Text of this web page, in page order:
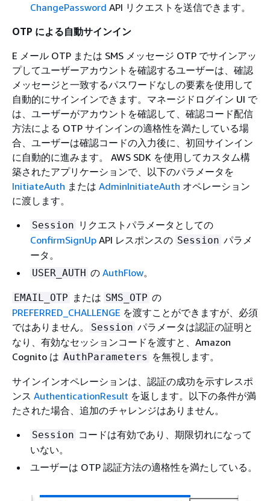
ChangePassword API リクエストを送信できます。
OTP による自動サインイン
E メール OTP または SMS メッセージ OTP でサインアッ
プしてユーザーアカウントを確認するユーザーは、確認
メッセージと一致するパスワードなしの要素を使用して
自動的にサインインできます。マネージドログイン UI で
は、ユーザーがアカウントを確認して、確認コード配信
方法による OTP サインインの適格性を満たしている場
合、ユーザーは確認コードの入力後に、初回サインイン
に自動的に進みます。 AWS SDK を使用してカスタム構
築されたアプリケーションで、以下のパラメータを
InitiateAuth または AdminInitiateAuth オペレーション
に渡します。
Session リクエストパラメータとしての
ConfirmSignUp API レスポンスの Session パラメ
ータ。
USER_AUTH の AuthFlow。
EMAIL_OTP または SMS_OTP の
PREFERRED_CHALLENGE を渡すことができますが、必須
ではありません。
Session パラメータは認証の証明と
なり、有効なセッションコードを渡すと、Amazon
Cognito は AuthParameters を無視します。
サインインオペレーションは、認証の成功を示すレスポ
ンス AuthenticationResult を返します。以下の条件が満
たされた場合、追加のチャレンジはありません。
Session コードは有効であり、期限切れになって
いない。
ユーザーは OTP 認証方法の適格性を満たしている。